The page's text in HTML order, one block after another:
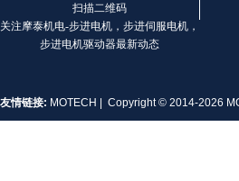
扫描二维码
关注摩泰机电-步进电机，步进伺服电机，
步进电机驱动器最新动态
友情链接: MOTECH | Copyright © 2014-2026